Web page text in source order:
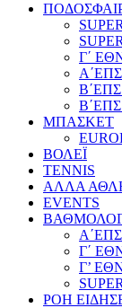
Γ΄
ΜΠΑΣΚΕΤ
ΒΟΛΕΪ
TENNIS
ΑΛΛΑ
EVENTS
Γ΄
Γ’
ΡΟΗ